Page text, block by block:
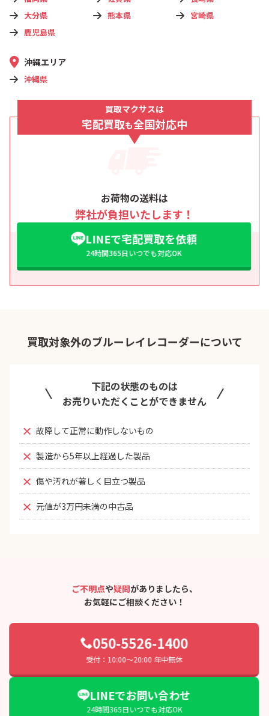
大分県
熊本県
宮崎県
鹿児島県
沖縄エリア
沖縄県
買取マクサスは
宅配買取も全国対応中
お荷物の送料は
弊社が負担いたします！
LINEで宅配買取を依頼
24時間365日いつでも対応OK
買取対象外のブルーレイレコーダーについて
下記の状態のものは
お売りいただくことができません
故障して正常に動作しないもの
製造から5年以上経過した製品
傷や汚れが著しく目立つ製品
元値が3万円未満の中古品
ご不明点や疑問がありましたら、
お気軽にご相談ください！
050-5526-1400
受付：10:00〜20:00 年中無休
LINEでお問い合わせ
24時間365日いつでも対応OK